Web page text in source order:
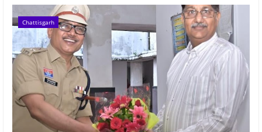
Chattisgarh